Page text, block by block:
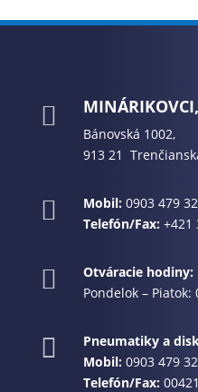

Bánovská 1002,
913 21
 Mobil: 0903 479
Telefón/Fax:+421

Otváracie hodiny:
Pondelok – Piatok:

Pneumatiky a
Mobil: 0903 479
Telefón/Fax: